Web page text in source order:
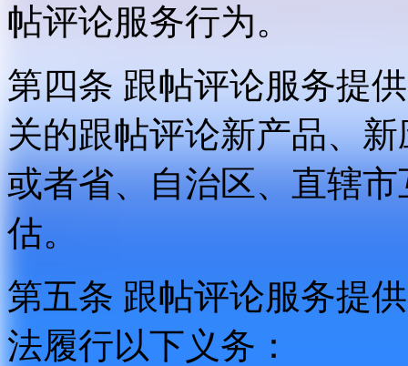
帖评论服务行为。
第四条 跟帖评论服务提
关的跟帖评论新产品、
或者省、自治区、直辖
估。
第五条 跟帖评论服务提
法履行以下义务：